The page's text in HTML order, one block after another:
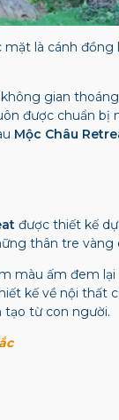
là cánh đồng
gian
được chuẩn bị
Mộc Châu
được thiết kế
thân tre vàng
màu ấm đem
kế về nội thất
tạo từ con người.